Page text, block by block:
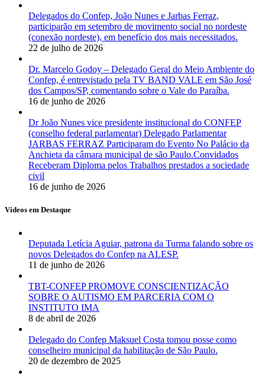
Delegados do Confep, João Nunes e Jarbas Ferraz,
participarão em setembro de movimento social no nordeste
(conexão nordeste), em benefício dos mais necessitados.
22 de julho de 2026
Dr. Marcelo Godoy – Delegado Geral do Meio Ambiente do
Confep, é entrevistado pela TV BAND VALE em São José
dos Campos/SP, comentando sobre o Vale do Paraíba.
16 de junho de 2026
Dr João Nunes vice presidente institucional do CONFEP
(conselho federal parlamentar) Delegado Parlamentar
JARBAS FERRAZ Participaram do Evento No Palácio da
Anchieta da câmara municipal de são Paulo.Convidados
Receberam Diploma pelos Trabalhos prestados a sociedade
civil
16 de junho de 2026
Vídeos em Destaque
Deputada Letícia Aguiar, patrona da Turma falando sobre os
novos Delegados do Confep na ALESP.
11 de junho de 2026
TBT-CONFEP PROMOVE CONSCIENTIZAÇÃO
SOBRE O AUTISMO EM PARCERIA COM O
INSTITUTO IMA
8 de abril de 2026
Delegado do Confep Maksuel Costa tomou posse como
conselheiro municipal da habilitação de São Paulo.
20 de dezembro de 2025